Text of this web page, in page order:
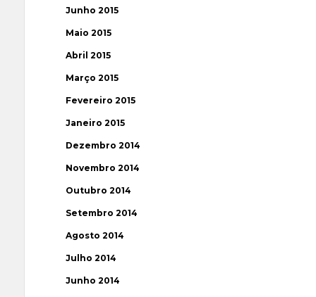
Junho 2015
Maio 2015
Abril 2015
Março 2015
Fevereiro 2015
Janeiro 2015
Dezembro 2014
Novembro 2014
Outubro 2014
Setembro 2014
Agosto 2014
Julho 2014
Junho 2014